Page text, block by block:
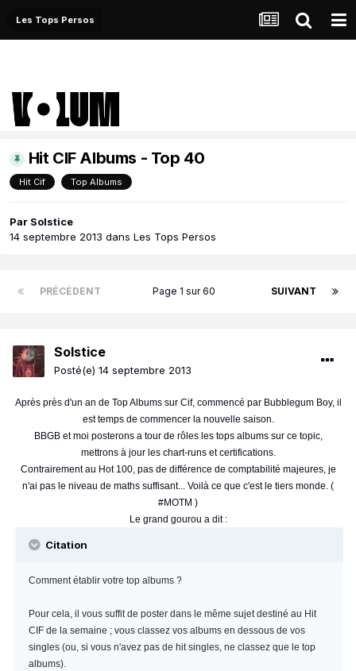
Les Tops Persos
Hit CIF Albums - Top 40
Hit Cif Top Albums
Par Solstice
14 septembre 2013 dans Les Tops Persos
PRÉCÉDENT SUIVANT
Page 1 sur 60
Solstice
Posté(e) 14 septembre 2013
Après près d'un an de Top Albums sur Cif, commencé par Bubblegum Boy, il
est temps de commencer la nouvelle saison.
BBGB et moi posterons a tour de rôles les tops albums sur ce topic,
mettrons à jour les chart-runs et certifications.
Contrairement au Hot 100, pas de différence de comptabilité majeures, je
n'ai pas le niveau de maths suffisant... Voilà ce que c'est le tiers monde. (
#MOTM )
Le grand gourou a dit :
Citation
Comment établir votre top albums ?
Pour cela, il vous suffit de poster dans le même sujet destiné au Hit
CIF de la semaine ; vous classez vos albums en dessous de vos
singles (ou, si vous n'avez pas de hit singles, ne classez que le top
albums).